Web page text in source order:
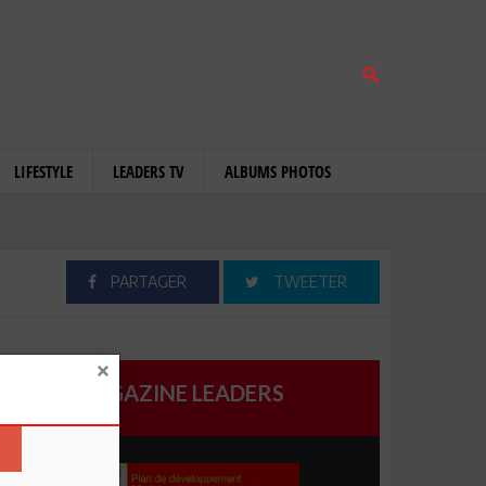
LIFESTYLE LEADERS TV ALBUMS PHOTOS
PARTAGER TWEETER
MAGAZINE LEADERS